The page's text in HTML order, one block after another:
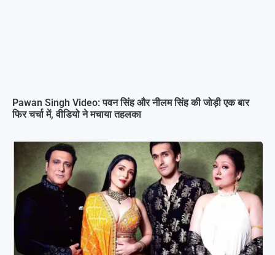
Pawan Singh Video: पवन सिंह और नीलम सिंह की जोड़ी एक बार
फिर चर्चा में, वीडियो ने मचाया तहलका